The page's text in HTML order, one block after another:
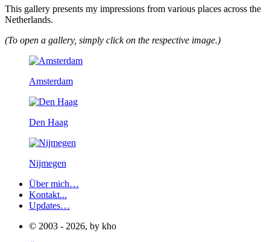
This gallery presents my impressions from various places across the
Netherlands.
(To open a gallery, simply click on the respective image.)
Amsterdam
Den Haag
Nijmegen
Über mich…
Kontakt...
Updates…
© 2003 - 2026, by kho